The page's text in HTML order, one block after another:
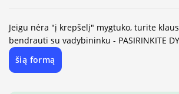
Jeigu nėra "į krepšelį" mygtuko, turite
bendrauti su vadybininku - PASIRINKITE
šią formą